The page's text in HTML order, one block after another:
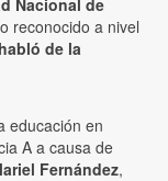
reconocido a nivel
de la
educación en
A a causa de
Fernández,